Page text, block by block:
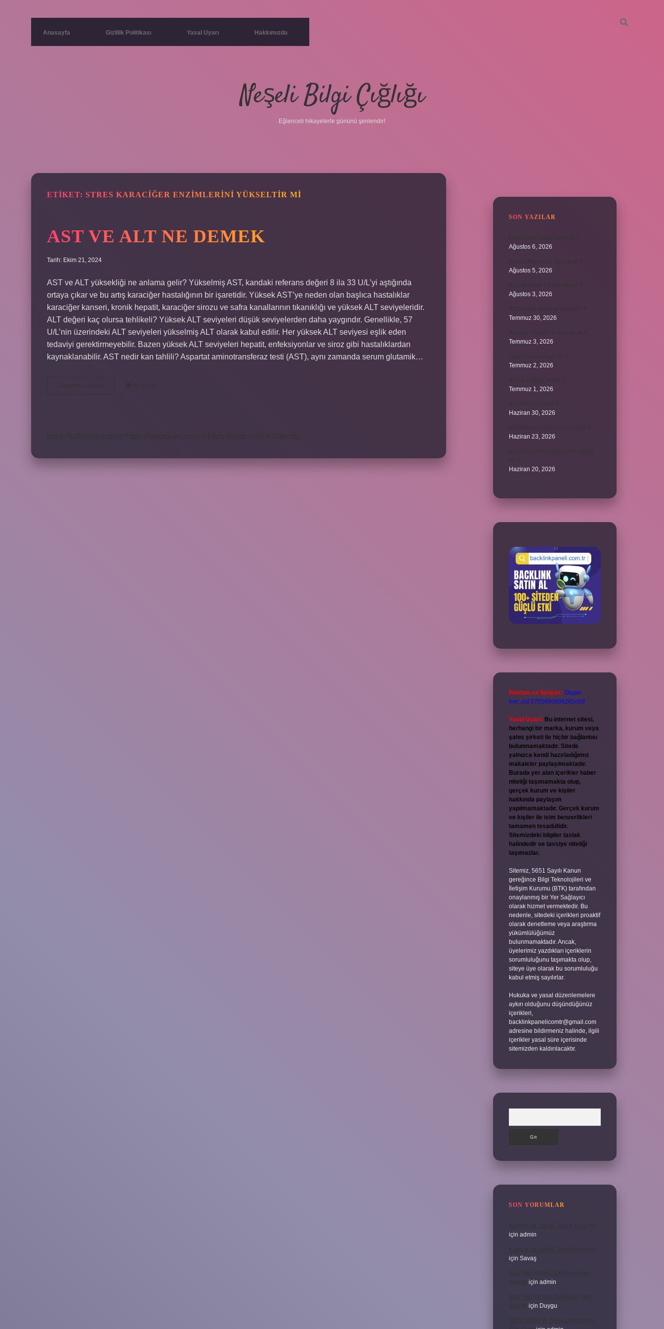
Anasayfa Gizlilik Politikası Yasal Uyarı Hakkımızda
Neşeli Bilgi Çığlığı
Eğlenceli hikayelerle gününü şenlendir!
ETIKET: STRES KARACIĞER ENZIMLERINI YÜKSELTIR MI
AST VE ALT NE DEMEK
Tarih: Ekim 21, 2024
AST ve ALT yüksekliği ne anlama gelir? Yükselmiş AST, kandaki referans değeri 8 ila 33 U/L’yi aştığında
ortaya çıkar ve bu artış karaciğer hastalığının bir işaretidir. Yüksek AST’ye neden olan başlıca hastalıklar
karaciğer kanseri, kronik hepatit, karaciğer sirozu ve safra kanallarının tıkanıklığı ve yüksek ALT seviyeleridir.
ALT değeri kaç olursa tehlikeli? Yüksek ALT seviyeleri düşük seviyelerden daha yaygındır. Genellikle, 57
U/L’nin üzerindeki ALT seviyeleri yükselmiş ALT olarak kabul edilir. Her yüksek ALT seviyesi eşlik eden
tedaviyi gerektirmeyebilir. Bazen yüksek ALT seviyeleri hepatit, enfeksiyonlar ve siroz gibi hastalıklardan
kaynaklanabilir. AST nedir kan tahlili? Aspartat aminotransferaz testi (AST), aynı zamanda serum glutamik…
SON YAZILAR
Ağustos 6, 2026
Ağustos 5, 2026
Ağustos 3, 2026
Temmuz 30, 2026
Temmuz 3, 2026
Temmuz 2, 2026
Temmuz 1, 2026
Haziran 30, 2026
Haziran 23, 2026
Haziran 20, 2026
Reklam ve İletişim: Skype:
live:.cid.575569c608265c69
Yasal Uyarı: Bu internet sitesi,
herhangi bir marka, kurum veya
şahıs şirketi ile hiçbir bağlantısı
bulunmamaktadır. Sitede
yalnızca kendi hazırladığımız
makaleler paylaşılmaktadır.
Burada yer alan içerikler haber
niteliği taşımamakta olup,
gerçek kurum ve kişiler
hakkında paylaşım
yapılmamaktadır. Gerçek kurum
ve kişiler ile isim benzerlikleri
tamamen tesadüfidir.
Sitemizdeki bilgiler taslak
halindedir ve tavsiye niteliği
taşımazlar.
Sitemiz, 5651 Sayılı Kanun
gereğince Bilgi Teknolojileri ve
İletişim Kurumu (BTK) tarafından
onaylanmış bir Yer Sağlayıcı
olarak hizmet vermektedir. Bu
nedenle, sitedeki içerikleri proaktif
olarak denetleme veya araştırma
yükümlülüğümüz
bulunmamaktadır. Ancak,
üyelerimiz yazdıkları içeriklerin
sorumluluğunu taşımakta olup,
siteye üye olarak bu sorumluluğu
kabul etmiş sayılırlar.
Hukuka ve yasal düzenlemelere
aykırı olduğunu düşündüğünüz
içerikleri,
backlinkpanelicomtr@gmail.com
adresine bildirmeniz halinde, ilgili
içerikler yasal süre içerisinde
sitemizden kaldırılacaktır.
SON YORUMLAR
Kumun Ve Zuhûr Teorisi Kime Ait
için admin
Kumun Ve Zuhûr Teorisi Kime Ait
için Savaş
Ana Fikir Ve Ana Düşünce Aynı
Şey Mi için admin
Ana Fikir Ve Ana Düşünce Aynı
Şey Mi için Duygu
1513 Tarihli Ilk Dünya Haritasını